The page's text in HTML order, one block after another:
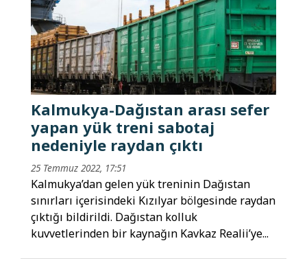
Kalmukya-Dağıstan arası sefer
yapan yük treni sabotaj
nedeniyle raydan çıktı
25 Temmuz 2022, 17:51
Kalmukya’dan gelen yük treninin Dağıstan
sınırları içerisindeki Kızılyar bölgesinde raydan
çıktığı bildirildi. Dağıstan kolluk
kuvvetlerinden bir kaynağın Kavkaz Realii’ye...